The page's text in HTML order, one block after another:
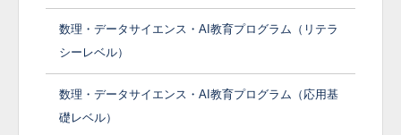
数理・データサイエンス・AI教育プログラム（リテラ
シーレベル）
数理・データサイエンス・AI教育プログラム（応用基
礎レベル）